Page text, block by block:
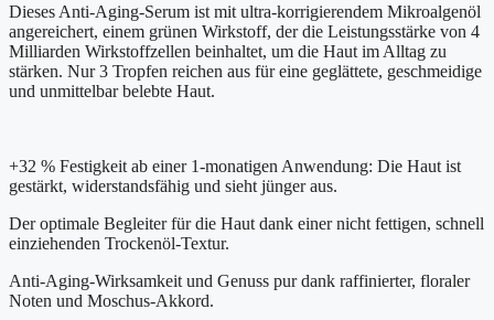
Dieses Anti-Aging-Serum ist mit ultra-korrigierendem Mikroalgenöl
angereichert, einem grünen Wirkstoff, der die Leistungsstärke von 4
Milliarden Wirkstoffzellen beinhaltet, um die Haut im Alltag zu
stärken. Nur 3 Tropfen reichen aus für eine geglättete, geschmeidige
und unmittelbar belebte Haut.
+32 % Festigkeit ab einer 1-monatigen Anwendung: Die Haut ist
gestärkt, widerstandsfähig und sieht jünger aus.
Der optimale Begleiter für die Haut dank einer nicht fettigen, schnell
einziehenden Trockenöl-Textur.
Anti-Aging-Wirksamkeit und Genuss pur dank raffinierter, floraler
Noten und Moschus-Akkord.